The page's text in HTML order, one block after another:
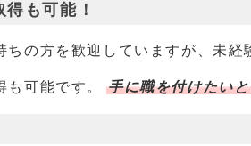
も可能！
の方を歓迎していますが、未経
可能です。 手に職を付けたい